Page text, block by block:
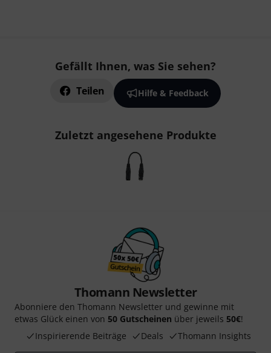
Gefällt Ihnen, was Sie sehen?
Teilen Hilfe & Feedback
Zuletzt angesehene Produkte
Thomann Newsletter
Abonniere den Thomann Newsletter und gewinne mit
etwas Glück einen von 50 Gutscheinen über jeweils 50€!
Inspirierende Beiträge
Deals Thomann Insights